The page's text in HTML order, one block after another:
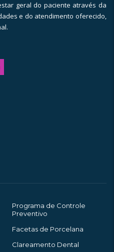
geral do paciente através da
e do atendimento oferecido,
Programa de Controle
Preventivo
Facetas de Porcelana
Clareamento Dental